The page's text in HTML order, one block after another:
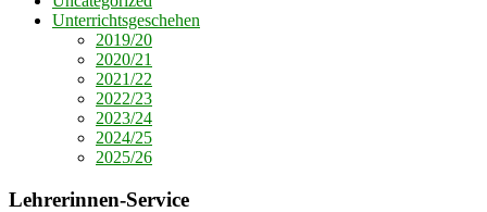
Unterrichtsgeschehen
2019/20
2020/21
2021/22
2022/23
2023/24
2024/25
2025/26
Lehrerinnen-Service